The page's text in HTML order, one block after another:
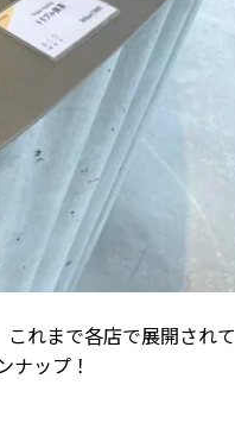
れまで各店で展開されて
ナップ！